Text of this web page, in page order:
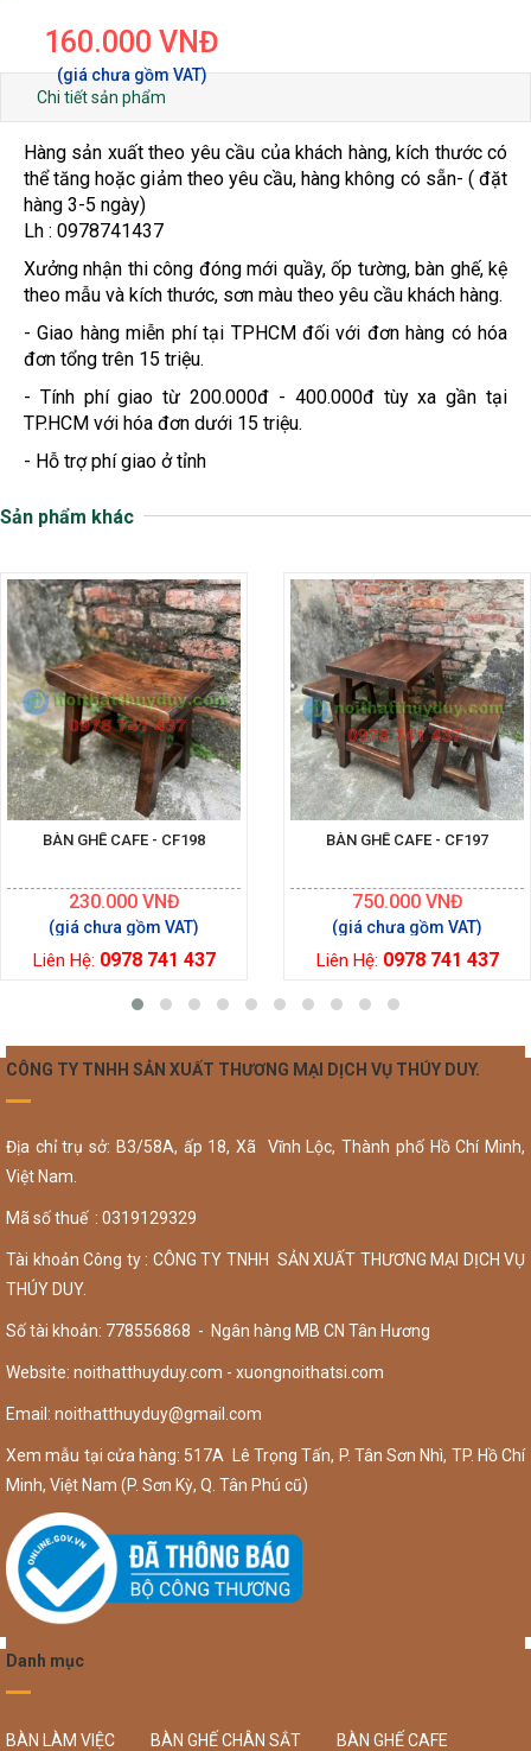
160.000 VNĐ
Chi tiết sản phẩm
Hàng sản xuất theo yêu cầu của khách hàng, kích thước có
thể tăng hoặc giảm theo yêu cầu, hàng không có sẵn- ( đặt
hàng 3-5 ngày)
Lh : 0978741437
Xưởng nhận thi công đóng mới quầy, ốp tường, bàn ghế, kệ
theo mẫu và kích thước, sơn màu theo yêu cầu khách hàng.
- Giao hàng miễn phí tại TPHCM đối với đơn hàng có hóa
đơn tổng trên 15 triệu.
- Tính phí giao từ 200.000đ - 400.000đ tùy xa gần tại
TP.HCM với hóa đơn dưới 15 triệu.
- Hỗ trợ phí giao ở tỉnh
Sản phẩm khác
BÀN GHẾ CAFE - CF198
230.000VNĐ
Liên Hệ: 0978 741 437
BÀN GHẾ CAFE - CF197
750.000VNĐ
Liên Hệ: 0978 741 437
CÔNG TY TNHH SẢN XUẤT THƯƠNG MẠI DỊCH VỤ THÚY DUY.
Địa chỉ trụ sở: B3/58A, ấp 18, Xã Vĩnh Lộc, Thành phố Hồ Chí Minh,
Việt Nam.
Mã số thuế : 0319129329
Tài khoản Công ty : CÔNG TY TNHH SẢN XUẤT THƯƠNG MẠI DỊCH VỤ
THÚY DUY.
Số tài khoản: 778556868 - Ngân hàng MB CN Tân Hương
Website: noithatthuyduy.com - xuongnoithatsi.com
Email: noithatthuyduy@gmail.com
Xem mẫu tại cửa hàng: 517A Lê Trọng Tấn, P. Tân Sơn Nhì, TP. Hồ Chí
Minh, Việt Nam (P. Sơn Kỳ, Q. Tân Phú cũ)
Danh mục
BÀN LÀM VIỆC BÀN GHẾ CHÂN SẮT
BÀN GHẾ CAFE